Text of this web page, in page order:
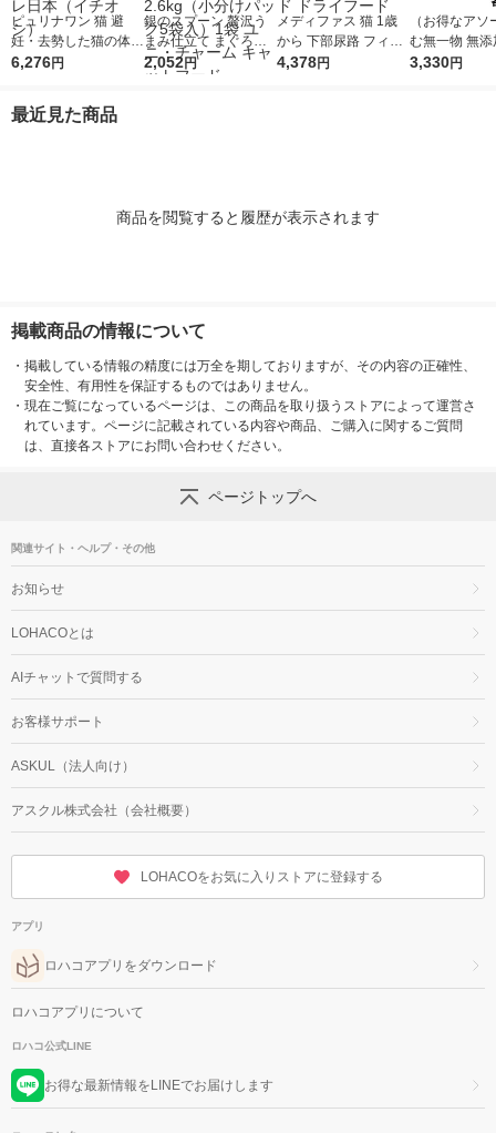
ピュリナワン 猫 避
妊・去勢した猫の体重
ケア チキン 2kg 3袋
オシ）
6,276円
銀のスプーン 贅沢う
まみ仕立て まぐろ・
かつお・煮干し・白身
2,052円
メディファス 猫 1歳
から 下部尿路 フィッ
シュ味 6kg（500g×12
4,378円
（お得なアソ
む無一物 無添
ろ＋かつお＋
3,330円
最近見た商品
商品を閲覧すると履歴が表示されます
掲載商品の情報について
・ 掲載している情報の精度には万全を期しておりますが、その内容の正確性、
安全性、有用性を保証するものではありません。
・ 現在ご覧になっているページは、この商品を取り扱うストアによって運営さ
れています。ページに記載されている内容や商品、ご購入に関するご質問
は、直接各ストアにお問い合わせください。
ページトップへ
関連サイト・ヘルプ・その他
お知らせ
LOHACOとは
AIチャットで質問する
お客様サポート
ASKUL（法人向け）
アスクル株式会社（会社概要）
LOHACOをお気に入りストアに登録する
アプリ
ロハコアプリをダウンロード
ロハコアプリについて
ロハコ公式LINE
お得な最新情報をLINEでお届けします